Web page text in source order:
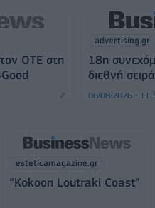
ΟΤΕ στη
advertising.gr
18η
διεθνή
06/08/2026 -
esteticamagazine.gr
“Kokoon Loutraki Coast”